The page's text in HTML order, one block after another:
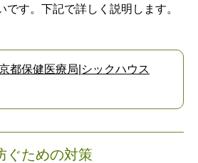
です。下記で詳しく説明します。
都保健医療局|シックハウス
ぐための対策